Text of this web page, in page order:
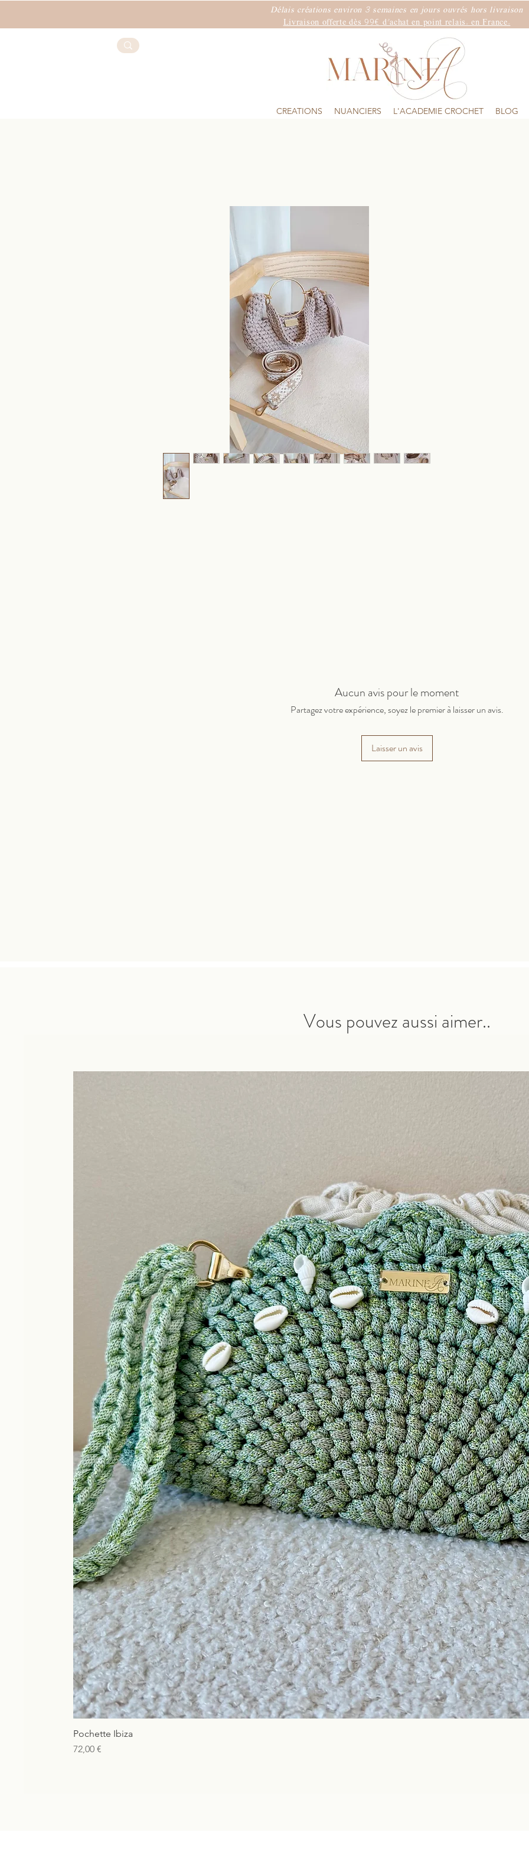
Délais créations environ 3 semaines en jours ouvrés hors livraison
Livraison offerte dès 99€ d'achat en point relais. en France.
CREATIONS NUANCIERS L'ACADEMIE CROCHET BLOG
Aucun avis pour le moment
Partagez votre expérience, soyez le premier à laisser un avis.
Laisser un avis
Vous pouvez aussi aimer..
Pochette Ibiza
Prix
72,00 €